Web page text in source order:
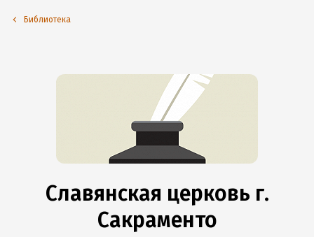
Библиотека
Славянская церковь г.
Сакраменто